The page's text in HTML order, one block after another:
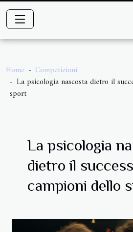
Home
Competizioni
La psicologia nascosta dietro il
sport
La psicologia
dietro il
campioni dello